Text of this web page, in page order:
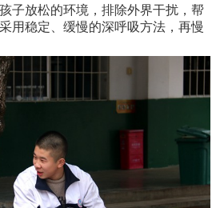
子放松的环境，排除外界干扰，帮
用稳定、缓慢的深呼吸方法，再慢